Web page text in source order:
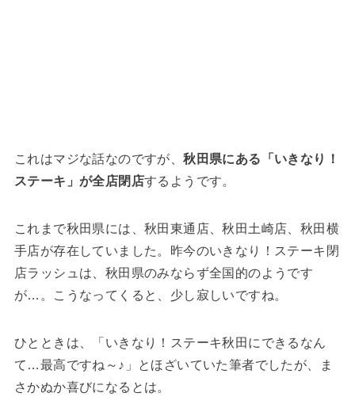
これはマジな話なのですが、秋田県にある「いきなり！
ステーキ」が全店閉店するようです。
これまで秋田県には、秋田東通店、秋田土崎店、秋田横
手店が存在していました。昨今のいきなり！ステーキ閉
店ラッシュは、秋田県のみならず全国的のようです
が…。こうなってくると、少し寂しいですね。
ひとときは、「いきなり！ステーキ秋田にできるなん
て…最高ですね～♪」とほざいていた筆者でしたが、ま
さかぬか喜びになるとは。